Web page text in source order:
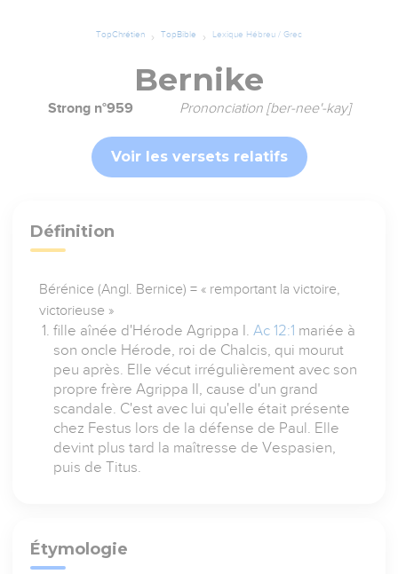
TopChrétien TopBible Lexique Hébreu / Grec
Bernike
Strong n°959 Prononciation [ber-nee'-kay]
Voir les versets relatifs
Définition
Bérénice (Angl. Bernice) = « remportant la victoire,
victorieuse »
fille aînée d'Hérode Agrippa I.Ac 12:1 mariée à
son oncle Hérode, roi de Chalcis, qui mourut
peu après. Elle vécut irrégulièrement avec son
propre frère Agrippa II, cause d'un grand
scandale. C'est avec lui qu'elle était présente
chez Festus lors de la défense de Paul. Elle
devint plus tard la maîtresse de Vespasien,
puis de Titus.
Étymologie